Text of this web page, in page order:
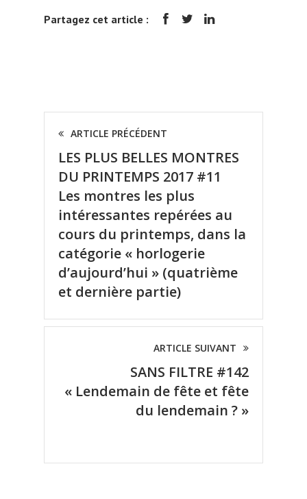
Partagez cet article :
ARTICLE PRÉCÉDENT
LES PLUS BELLES MONTRES
DU PRINTEMPS 2017 #11
Les montres les plus
intéressantes repérées au
cours du printemps, dans la
catégorie « horlogerie
d’aujourd’hui » (quatrième
et dernière partie)
ARTICLE SUIVANT
SANS FILTRE #142
« Lendemain de fête et fête
du lendemain ? »